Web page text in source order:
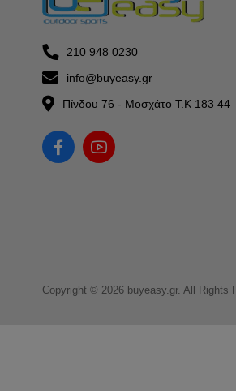
210 948 0230
info@buyeasy.gr
Πίνδου 76 - Μοσχάτο Τ.Κ 183 44
Copyright © 2026 buyeasy.gr. All Rights